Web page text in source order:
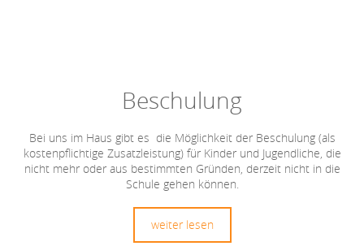
Beschulung
Bei uns im Haus gibt es die Möglichkeit der Beschulung (als
kostenpflichtige Zusatzleistung) für Kinder und Jugendliche, die
nicht mehr oder aus bestimmten Gründen, derzeit nicht in die
Schule gehen können.
weiter lesen